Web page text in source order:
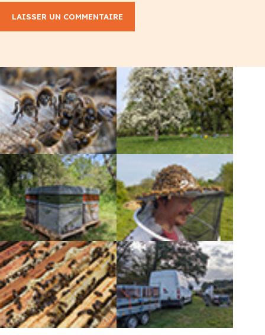
LAISSER UN COMMENTAIRE